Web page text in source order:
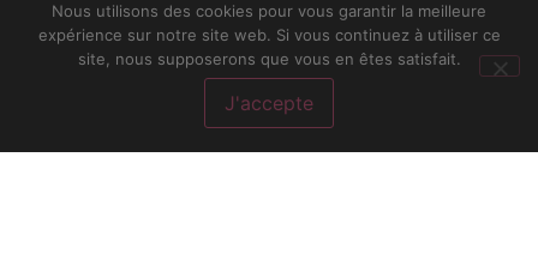
PLAN DU SITE
Accueil
La Maison de Cuisines
Nous utilisons des cookies pour vous garantir la meilleure
expérience sur notre site web. Si vous continuez à utiliser ce
site, nous supposerons que vous en êtes satisfait.
J'accepte